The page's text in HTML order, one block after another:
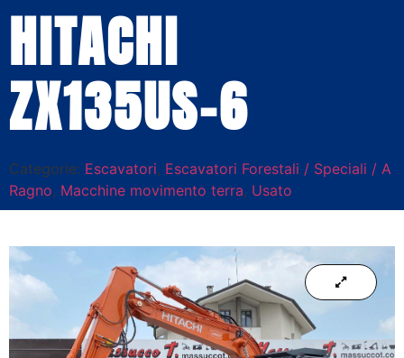
HITACHI
ZX135US-6
Categorie: Escavatori, Escavatori Forestali / Speciali / A
Ragno, Macchine movimento terra, Usato